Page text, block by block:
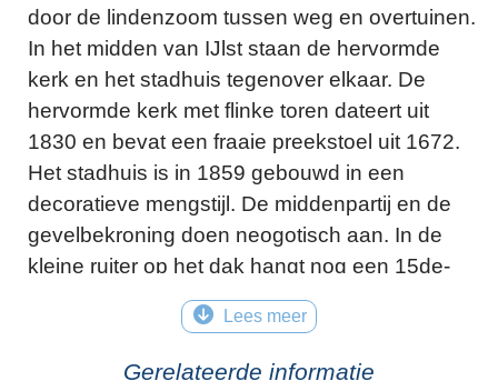
door de lindenzoom tussen weg en overtuinen.
In het midden van IJlst staan de hervormde
kerk en het stadhuis tegenover elkaar. De
hervormde kerk met flinke toren dateert uit
1830 en bevat een fraaie preekstoel uit 1672.
Het stadhuis is in 1859 gebouwd in een
decoratieve mengstijl. De middenpartij en de
gevelbekroning doen neogotisch aan. In de
kleine ruiter op het dak hangt nog een 15de-
eeuws klokje, afkomstig uit het kleine IJlster
karmelietenklooster. De raadzaal is in
charmante biedermeierstijl ingericht.
Lees meer
Gerelateerde informatie